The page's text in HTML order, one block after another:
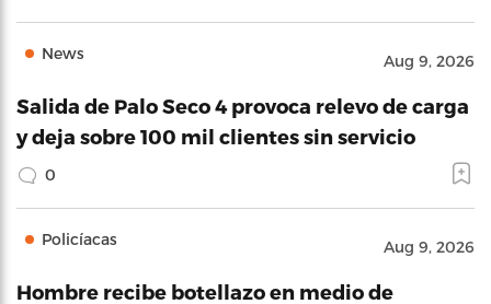
News Aug 9, 2026
Salida de Palo Seco 4 provoca relevo de carga
y deja sobre 100 mil clientes sin servicio
0
Policíacas Aug 9, 2026
Hombre recibe botellazo en medio de